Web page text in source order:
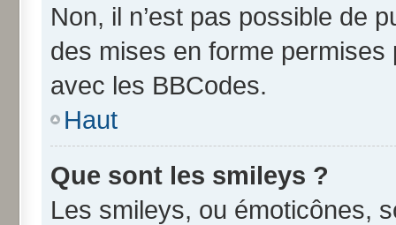
Non, il n’est pas possible de
des mises en forme
avec les BBCodes.
Haut
Que sont les smileys ?
Les smileys, ou émoticônes,